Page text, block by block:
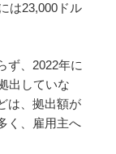
は23,000ドル
ず、2022年に
出していな
は、拠出額が
く、雇用主へ